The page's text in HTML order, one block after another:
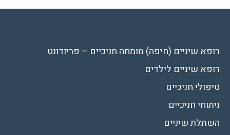
רופא שיניים (חיפה) מומחה חניכיים – פריודונט
רופא שיניים לילדים
טיפולי חניכיים
ניתוחי חניכיים
השתלת שיניים